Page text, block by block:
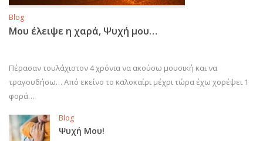
Blog
Μου έλειψε η χαρά, Ψυχή μου…
Πέρασαν τουλάχιστον 4 χρόνια να ακούσω μουσική και να
τραγουδήσω… Από εκείνο το καλοκαίρι μέχρι τώρα έχω χορέψει 1
φορά…
Blog
Ψυχή Μου!